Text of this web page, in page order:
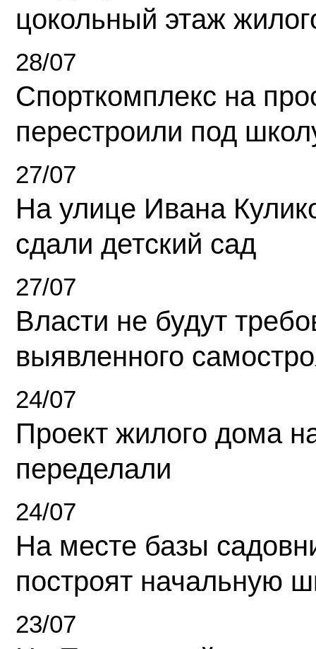
цокольный этаж
28/07
Спорткомплекс на
перестроили под
27/07
На улице Ивана
сдали детский сад
27/07
Власти не будут
выявленного
24/07
Проект жилого дома
переделали
24/07
На месте базы
построят начальную
23/07